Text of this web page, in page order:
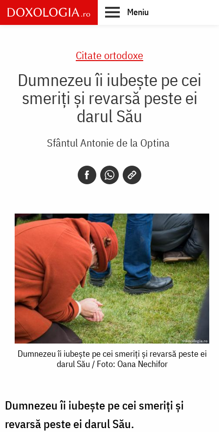
Skip
to
main
Meniu
Citate ortodoxe
Dumnezeu îi iubește pe cei
smeriți și revarsă peste ei
darul Său
Sfântul Antonie de la Optina
Dumnezeu
pe
cei
Dumnezeu îi iubește pe cei smeriți și revarsă peste ei
darul Său / Foto: Oana Nechifor
Dumnezeu îi iubește pe cei smeriți și
revarsă peste ei darul Său.